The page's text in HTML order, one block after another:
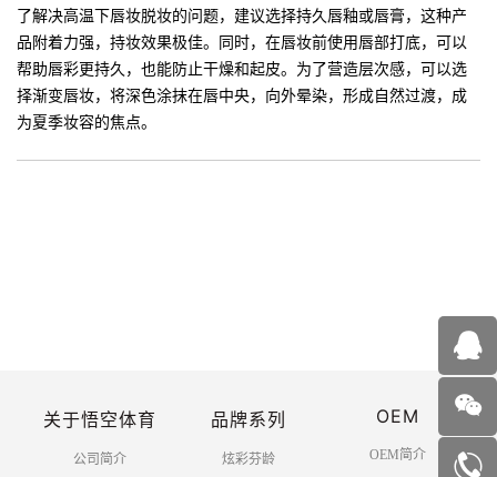
了解决高温下唇妆脱妆的问题，建议选择持久唇釉或唇膏，这种产
品附着力强，持妆效果极佳。同时，在唇妆前使用唇部打底，可以
帮助唇彩更持久，也能防止干燥和起皮。为了营造层次感，可以选
择渐变唇妆，将深色涂抹在唇中央，向外晕染，形成自然过渡，成
为夏季妆容的焦点。
关于悟空体育
公司简介
品牌系列
炫彩芬龄
OEM
OEM简介